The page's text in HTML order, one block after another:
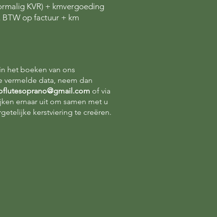
KVR) + kmvergoeding
BTW op factuur + km
het boeken van ons
vermelde data, neem dan
of via
ernaar uit om samen met u
kerstviering te creëren.